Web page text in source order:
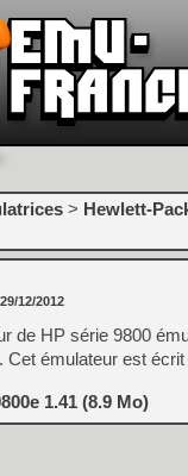
> Hewlett-
12/2012
de HP série 9800
Cet émulateur est
1.41 (8.9 Mo)